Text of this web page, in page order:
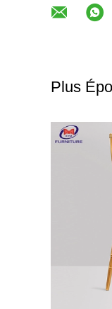
Plus